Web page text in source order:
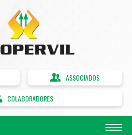
ASSOCIADOS
COLABORADORES